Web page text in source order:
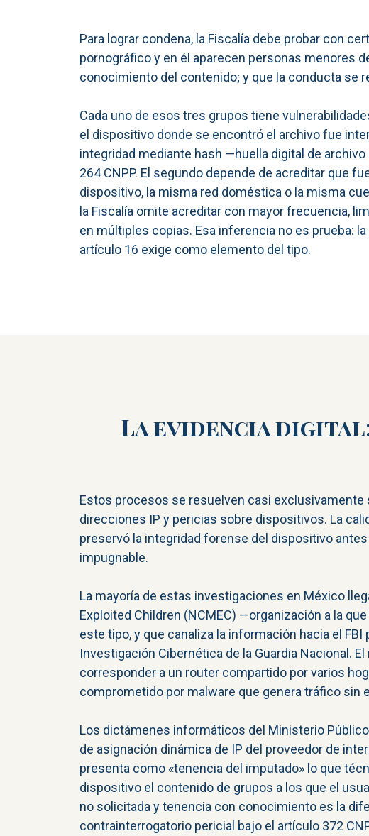
Para lograr condena, la Fiscalía debe probar con
pornográfico y en él aparecen personas menores
conocimiento del contenido; y que la conducta se
Cada uno de esos tres grupos tiene
el dispositivo donde se encontró el archivo fue
integridad mediante hash —huella digital de
264 CNPP. El segundo depende de acreditar que
dispositivo, la misma red doméstica o la misma
la Fiscalía omite acreditar con mayor frecuencia,
en múltiples copias. Esa inferencia no es prueba:
artículo 16 exige como elemento del tipo.
La evidencia
Estos procesos se resuelven casi exclusivamente
direcciones IP y pericias sobre dispositivos. La
preservó la integridad forense del dispositivo
impugnable.
La mayoría de estas investigaciones en México
Exploited Children (NCMEC) —organización a la
este tipo, y que canaliza la información hacia el
Investigación Cibernética de la Guardia Nacional.
corresponder a un router compartido por varios
comprometido por malware que genera tráfico sin
Los dictámenes informáticos del Ministerio
de asignación dinámica de IP del proveedor de
presenta como «tenencia del imputado» lo que
dispositivo el contenido de grupos a los que el
no solicitada y tenencia con conocimiento es la
contrainterrogatorio pericial bajo el artículo 372